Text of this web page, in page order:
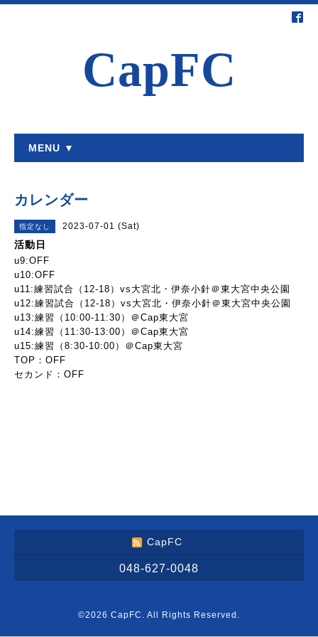
CapFC
MENU ▼
カレンダー
指定なし 2023-07-01 (Sat)
活動日
u9:OFF
u10:OFF
u11:練習試合（12-18）vs大宮北・伊奈小針＠東大宮中央公園
u12:練習試合（12-18）vs大宮北・伊奈小針＠東大宮中央公園
u13:練習（10:00-11:30）＠Cap東大宮
u14:練習（11:30-13:00）＠Cap東大宮
u15:練習（8:30-10:00）＠Cap東大宮
TOP：OFF
セカンド：OFF
CapFC
048-627-0048
©2026 CapFC . All Rights Reserved.